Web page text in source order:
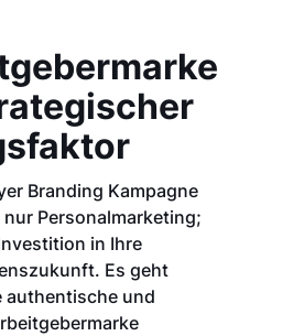
Branding Kampagne
Personalmarketing;
in Ihre
Es geht
authentische und